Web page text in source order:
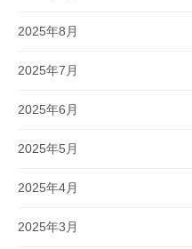
2025年8月
2025年7月
2025年6月
2025年5月
2025年4月
2025年3月